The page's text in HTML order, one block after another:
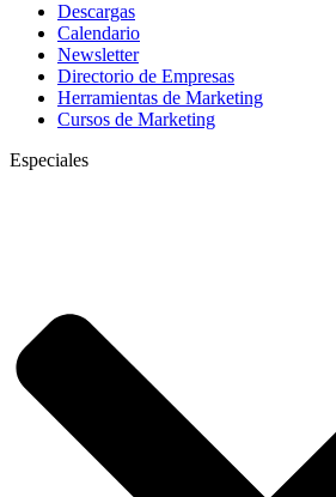
Descargas
Calendario
Newsletter
Directorio de Empresas
Herramientas de Marketing
Cursos de Marketing
Especiales